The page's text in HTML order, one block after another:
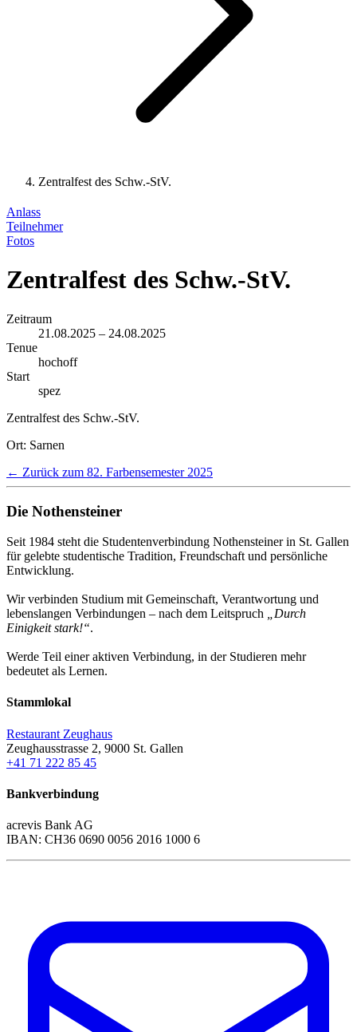
Zentralfest des Schw.-StV.
Anlass
Teilnehmer
Fotos
Zentralfest des Schw.-StV.
Zeitraum
21.08.2025 – 24.08.2025
Tenue
hochoff
Start
spez
Zentralfest des Schw.-StV.
Ort: Sarnen
← Zurück zum 82. Farbensemester 2025
Die Nothensteiner
Seit 1984 steht die Studentenverbindung Nothensteiner in St. Gallen
für gelebte studentische Tradition, Freundschaft und persönliche
Entwicklung.
Wir verbinden Studium mit Gemeinschaft, Verantwortung und
lebenslangen Verbindungen – nach dem Leitspruch
„Durch
Einigkeit stark!“.
Werde Teil einer aktiven Verbindung, in der Studieren mehr
bedeutet als Lernen.
Stammlokal
Restaurant Zeughaus
Zeughausstrasse 2, 9000 St. Gallen
+41 71 222 85 45
Bankverbindung
acrevis Bank AG
IBAN: CH36 0690 0056 2016 1000 6